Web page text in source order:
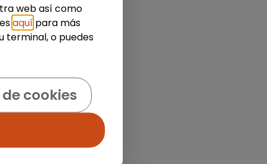
web así como
aquí para más
terminal, o puedes
cookies